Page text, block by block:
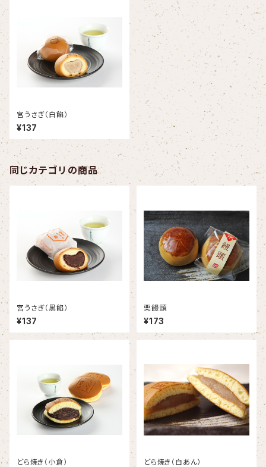
宮うさぎ（白餡）
¥137
同じカテゴリの商品
宮うさぎ（黒餡）
¥137
栗饅頭
¥173
どら焼き（小倉） どら焼き（白あん）